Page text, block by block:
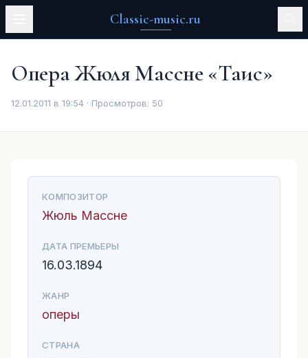
Classic-music.ru
Опера Жюля Массне «Таис»
12.01.2011 в 19:54 · Просмотров: 50
КОМПОЗИТОР
Жюль Массне
ДАТА ПРЕМЬЕРЫ
16.03.1894
ЖАНР
оперы
СТРАНА